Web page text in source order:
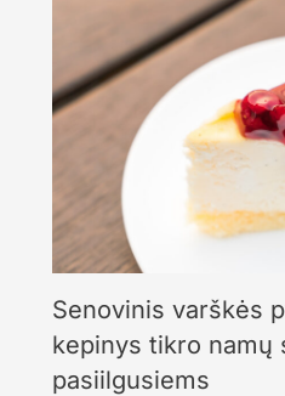
Senovinis varškės
kepinys tikro namų
pasiilgusiems